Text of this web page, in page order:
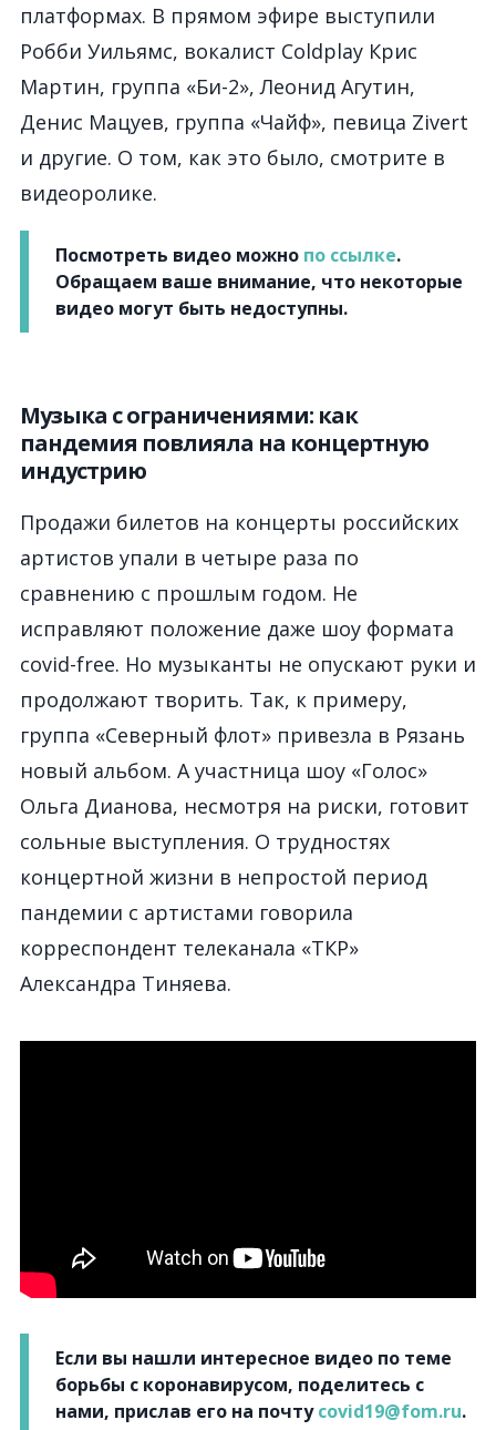
платформах. В прямом эфире выступили
Робби Уильямс, вокалист Coldplay Крис
Мартин, группа «Би-2», Леонид Агутин,
Денис Мацуев, группа «Чайф», певица Zivert
и другие. О том, как это было, смотрите в
видеоролике.
Посмотреть видео можно по ссылке.
Обращаем ваше внимание, что некоторые
видео могут быть недоступны.
Музыка с ограничениями: как
пандемия повлияла на концертную
индустрию
Продажи билетов на концерты российских
артистов упали в четыре раза по
сравнению с прошлым годом. Не
исправляют положение даже шоу формата
covid-free. Но музыканты не опускают руки и
продолжают творить. Так, к примеру,
группа «Северный флот» привезла в Рязань
новый альбом. А участница шоу «Голос»
Ольга Дианова, несмотря на риски, готовит
сольные выступления. О трудностях
концертной жизни в непростой период
пандемии с артистами говорила
корреспондент телеканала «ТКР»
Александра Тиняева.
Если вы нашли интересное видео по теме
борьбы с коронавирусом, поделитесь с
нами, прислав его на почтуcovid19@fom.ru.